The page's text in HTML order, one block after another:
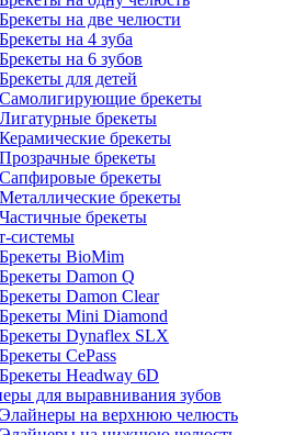
Брекеты на две челюсти
Брекеты на 4 зуба
Брекеты на 6 зубов
Брекеты для детей
Самолигирующие брекеты
Лигатурные брекеты
Керамические брекеты
Прозрачные брекеты
Сапфировые брекеты
Металлические брекеты
Частичные брекеты
системы
Брекеты BioMim
Брекеты Damon Q
Брекеты Damon Clear
Брекеты Mini Diamond
Брекеты Dynaflex SLX
Брекеты CePass
Брекеты Headway 6D
для выравнивания зубов
Элайнеры на верхнюю челюсть